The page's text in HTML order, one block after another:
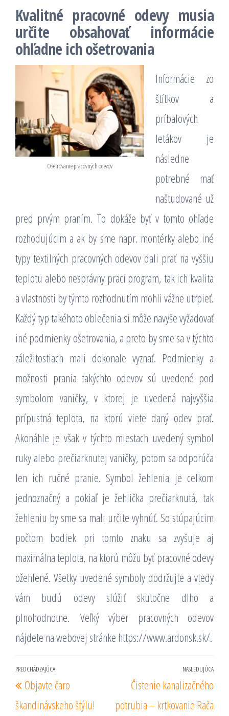
Kvalitné pracovné odevy musia
určite obsahovať informácie
ohľadne ich ošetrovania
Ošetrovanie pracovných odevov
Informácie zo
štítkov a
príbalových
letákov je
následne
potrebné mať
naštudované už
pred prvým praním. To dokáže byť v tomto ohľade
rozhodujúcim a ak by sme napr. montérky alebo iné
typy textilných pracovných odevov dali prať na vyššiu
teplotu alebo nesprávny prací program, tak ich kvalita
a vlastnosti by týmto rozhodnutím mohli vážne utrpieť.
Každý typ takéhoto oblečenia si môže navyše vyžadovať
iné podmienky ošetrovania, a preto by sme sa v týchto
záležitostiach mali dokonale vyznať. Podmienky a
možnosti prania takýchto odevov sú uvedené pod
symbolom vaničky, v ktorej je uvedená najvyššia
prípustná teplota, na ktorú viete daný odev prať.
Akonáhle je však v týchto miestach uvedený symbol
ruky alebo prečiarknutej vaničky, potom sa odporúča
len ich ručné pranie. Symbol žehlenia je celkom
jednoznačný a pokiaľ je žehlička prečiarknutá, tak
žehleniu by sme sa mali určite vyhnúť. So stúpajúcim
počtom bodiek pri tomto znaku sa zvyšuje aj
maximálna teplota, na ktorú môžu byť pracovné odevy
ožehlené. Všetky uvedené symboly dodržujte a vtedy
vám budú odevy slúžiť skutočne dlho a
plnohodnotne. Veľký výber pracovných odevov
nájdete na webovej stránke https://www.ardonsk.sk/.
Navigácia
v
článku
Predchádzajúci
príspevok
PREDCHÁDZAJÚCA
Objavte čaro
škandinávskeho štýlu!
NASLEDUJÚCA
Čistenie kanalizačného
potrubia – krtkovanie Rača